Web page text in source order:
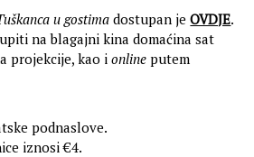
u gostimadostupan jeOVDJE.
na blagajni kina domaćina sat
projekcije, kao ionline putem
podnaslove.
iznosi €4.